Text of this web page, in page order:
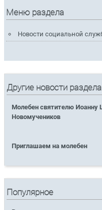
Меню раздела
Новости социальной
Другие новости раздела
Молебен святителю Иоанну
Новомучеников
Приглашаем на молебен
Популярное